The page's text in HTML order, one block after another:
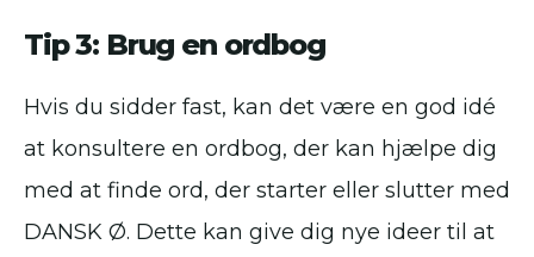
Tip 3: Brug en ordbog
Hvis du sidder fast, kan det være en god idé
at konsultere en ordbog, der kan hjælpe dig
med at finde ord, der starter eller slutter med
DANSK Ø. Dette kan give dig nye ideer til at